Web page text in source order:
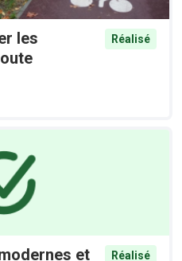
les
Réalisé
et Réalisé